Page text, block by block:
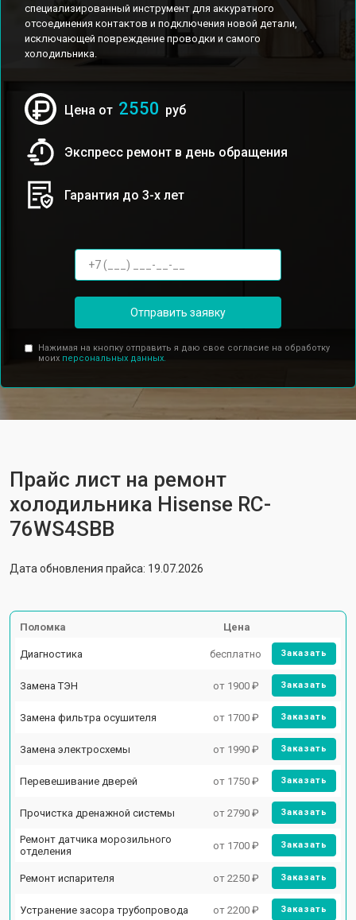
специализированный инструмент для аккуратного
отсоединения контактов и подключения новой детали,
исключающей повреждение проводки и самого
холодильника.
Цена от 2550 руб
Экспресс ремонт в день обращения
Гарантия до 3-х лет
Отправить заявку
Нажимая на кнопку отправить я даю свое согласие на обработку
моих персональных данных.
Прайс лист на ремонт
холодильника Hisense RC-
76WS4SBB
Дата обновления прайса: 19.07.2026
Поломка Цена
Диагностика бесплатно Заказать
Замена ТЭН от 1900 ₽ Заказать
Замена фильтра осушителя от 1700 ₽ Заказать
Замена электросхемы от 1990 ₽ Заказать
Перевешивание дверей от 1750 ₽ Заказать
Прочистка дренажной системы от 2790 ₽ Заказать
Ремонт датчика морозильного
отделения
от 1700 ₽ Заказать
Ремонт испарителя от 2250 ₽ Заказать
Устранение засора трубопровода от 2200 ₽ Заказать